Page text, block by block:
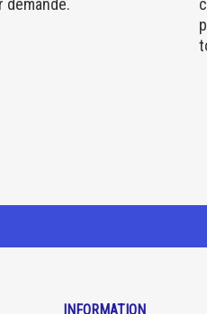
demande.
INFORMATION